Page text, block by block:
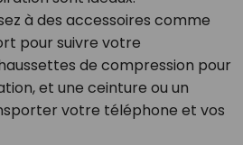
à des accessoires comme
pour suivre votre
de compression pour
et une ceinture ou un
votre téléphone et vos